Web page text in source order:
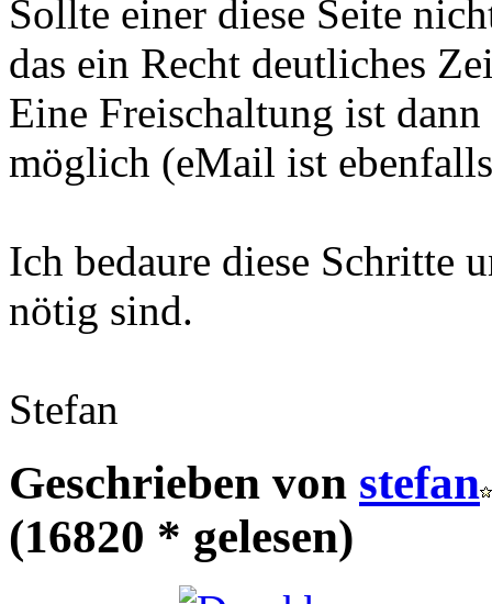
Sollte einer diese Seite
das ein Recht deutliches
Eine Freischaltung ist
möglich (eMail ist
Ich bedaure diese Schritte
nötig sind.
Stefan
Geschrieben von stefan
(16820 * gelesen)